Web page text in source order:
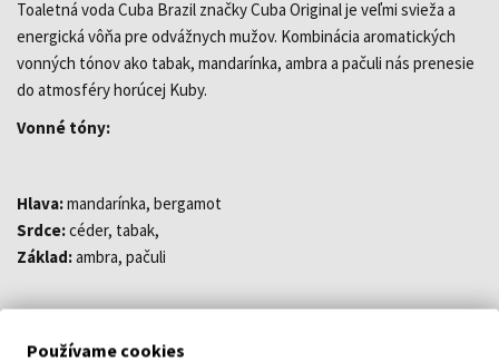
Toaletná voda Cuba Brazil značky Cuba Original je veľmi svieža a
energická vôňa pre odvážnych mužov. Kombinácia aromatických
vonných tónov ako tabak, mandarínka, ambra a pačuli nás prenesie
do atmosféry horúcej Kuby.
Vonné tóny:
Hlava:mandarínka, bergamot
Srdce:céder, tabak,
Základ:ambra, pačuli
Používame cookies